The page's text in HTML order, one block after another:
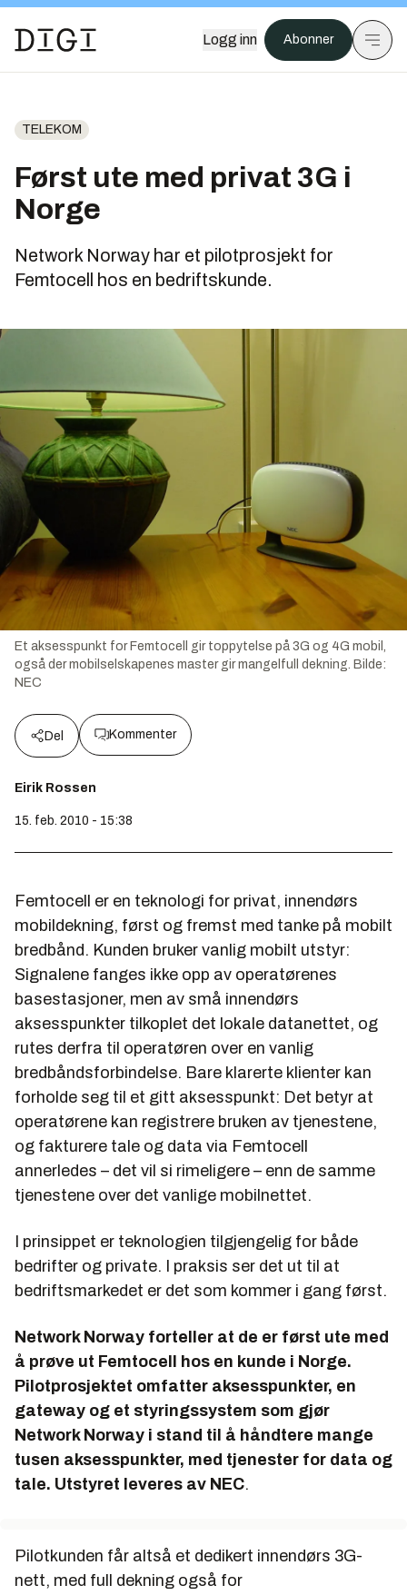
Logg inn Abonner
TELEKOM
Først ute med privat 3G i
Norge
Network Norway har et pilotprosjekt for
Femtocell hos en bedriftskunde.
Et aksesspunkt for Femtocell gir toppytelse på 3G og 4G mobil,
også der mobilselskapenes master gir mangelfull dekning. Bilde:
NEC
Del Kommenter
Eirik Rossen
15. feb. 2010 - 15:38
Femtocell er en teknologi for privat, innendørs
mobildekning, først og fremst med tanke på mobilt
bredbånd. Kunden bruker vanlig mobilt utstyr:
Signalene fanges ikke opp av operatørenes
basestasjoner, men av små innendørs
aksesspunkter tilkoplet det lokale datanettet, og
rutes derfra til operatøren over en vanlig
bredbåndsforbindelse. Bare klarerte klienter kan
forholde seg til et gitt aksesspunkt: Det betyr at
operatørene kan registrere bruken av tjenestene,
og fakturere tale og data via Femtocell
annerledes – det vil si rimeligere – enn de samme
tjenestene over det vanlige mobilnettet.
I prinsippet er teknologien tilgjengelig for både
bedrifter og private. I praksis ser det ut til at
bedriftsmarkedet er det som kommer i gang først.
Network Norway forteller at de er først ute med
å prøve ut Femtocell hos en kunde i Norge.
Pilotprosjektet omfatter aksesspunkter, en
gateway og et styringssystem som gjør
Network Norway i stand til å håndtere mange
tusen aksesspunkter, med tjenester for data og
tale. Utstyret leveres av NEC.
Pilotkunden får altså et dedikert innendørs 3G-
nett, med full dekning også for